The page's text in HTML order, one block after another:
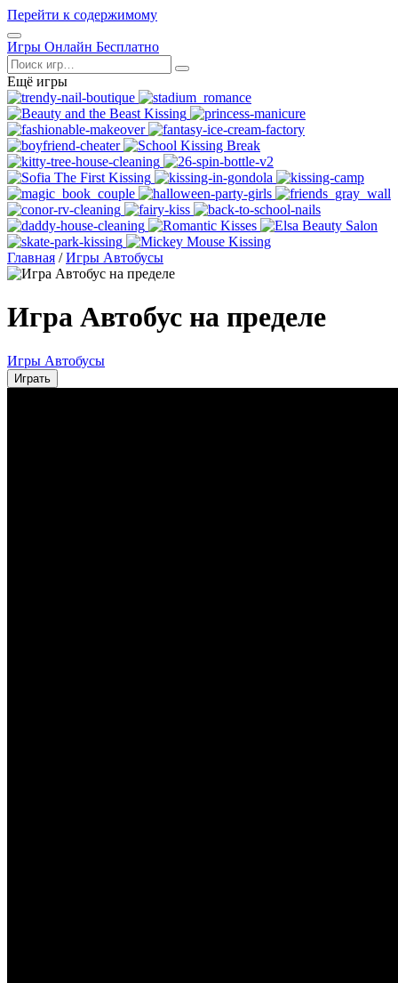
Перейти к содержимому
Открыть
меню
Игры Онлайн Бесплатно
Поиск
Ещё игры
Главная / Игры Автобусы
Игра Автобус на пределе
Игры Автобусы
Играть